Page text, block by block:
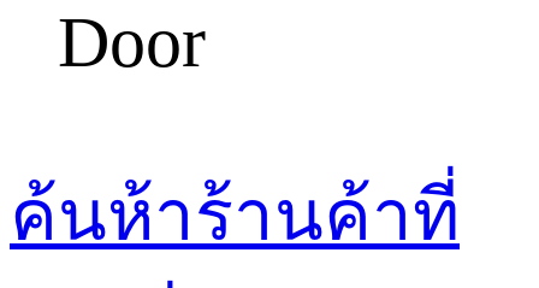
Door
ค้นห้าร้านค้าที่